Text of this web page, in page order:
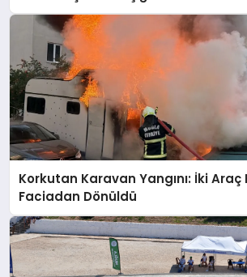
Korkutan Karavan Yangını: İki Araç
Faciadan Dönüldü